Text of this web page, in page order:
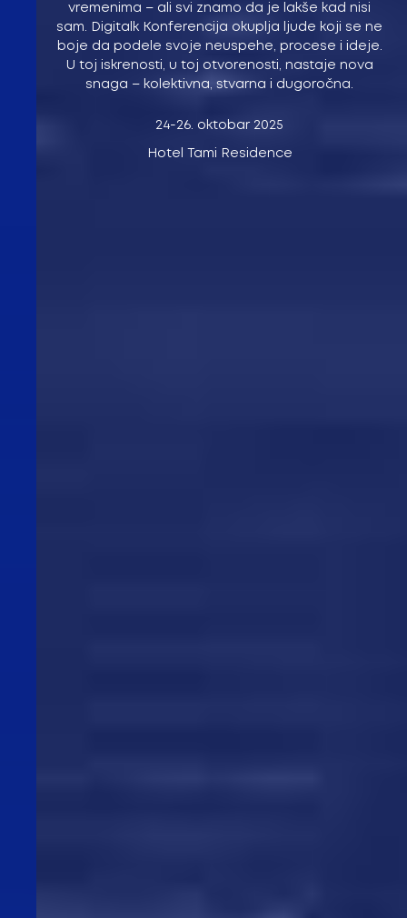
vremenima – ali svi znamo da je lakše kad nisi
sam. Digitalk Konferencija okuplja ljude koji se ne
boje da podele svoje neuspehe, procese i ideje.
U toj iskrenosti, u toj otvorenosti, nastaje nova
snaga – kolektivna, stvarna i dugoročna.
24-26. oktobar 2025
Hotel Tami Residence